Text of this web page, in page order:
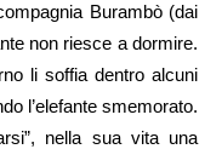
Burambò (dai
non riesce a dormire.
li soffia dentro alcuni
l’elefante smemorato.
nella sua vita una